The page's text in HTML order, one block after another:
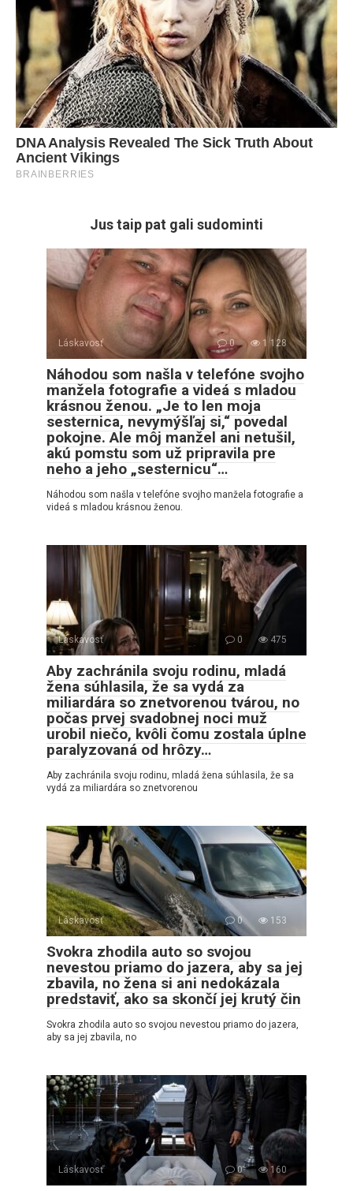
Jus taip pat gali sudominti
Láskavosť 0 1 128
Náhodou som našla v telefóne svojho
manžela fotografie a videá s mladou
krásnou ženou. „Je to len moja
sesternica, nevymýšľaj si,“ povedal
pokojne. Ale môj manžel ani netušil,
akú pomstu som už pripravila pre
neho a jeho „sesternicu“…
Náhodou som našla v telefóne svojho manžela fotografie a
videá s mladou krásnou ženou.
Láskavosť 0 475
Aby zachránila svoju rodinu, mladá
žena súhlasila, že sa vydá za
miliardára so znetvorenou tvárou, no
počas prvej svadobnej noci muž
urobil niečo, kvôli čomu zostala úplne
paralyzovaná od hrôzy…
Aby zachránila svoju rodinu, mladá žena súhlasila, že sa
vydá za miliardára so znetvorenou
Láskavosť 0 153
Svokra zhodila auto so svojou
nevestou priamo do jazera, aby sa jej
zbavila, no žena si ani nedokázala
predstaviť, ako sa skončí jej krutý čin
Svokra zhodila auto so svojou nevestou priamo do jazera,
aby sa jej zbavila, no
Láskavosť 0 160